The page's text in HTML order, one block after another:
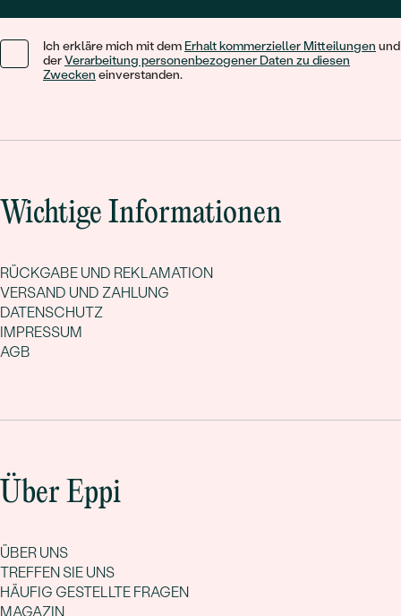
Ich erkläre mich mit dem Erhalt kommerzieller Mitteilungen und
derVerarbeitung personenbezogener Daten zu diesen
Zwecken einverstanden.
Wichtige Informationen
RÜCKGABE UND REKLAMATION
VERSAND UND ZAHLUNG
DATENSCHUTZ
IMPRESSUM
AGB
Über Eppi
ÜBER UNS
TREFFEN SIE UNS
HÄUFIG GESTELLTE FRAGEN
MAGAZIN